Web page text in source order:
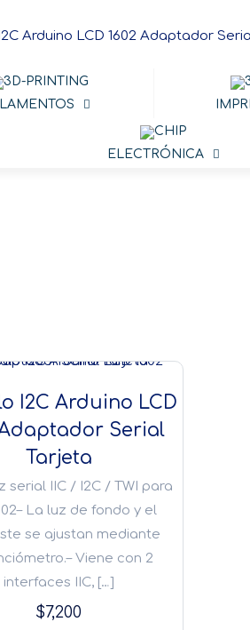
ELECTRÓNICA
I2C Arduino LCD
Adaptador Serial
Tarjeta
serial IIC / I2C / TWI para
La luz de fondo y el
se ajustan mediante
Viene con 2
interfaces IIC,[…]
$7,200